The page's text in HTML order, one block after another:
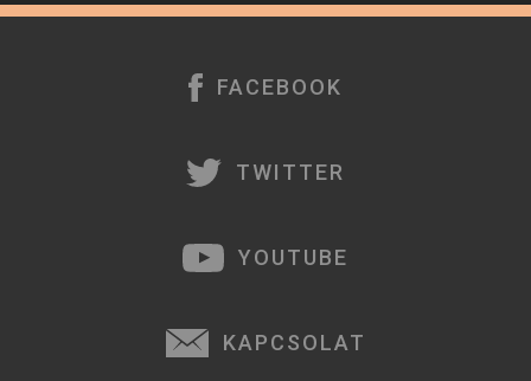
FACEBOOK
TWITTER
YOUTUBE
KAPCSOLAT